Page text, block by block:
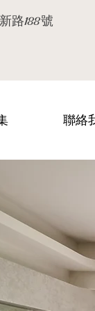
路188號
聯絡